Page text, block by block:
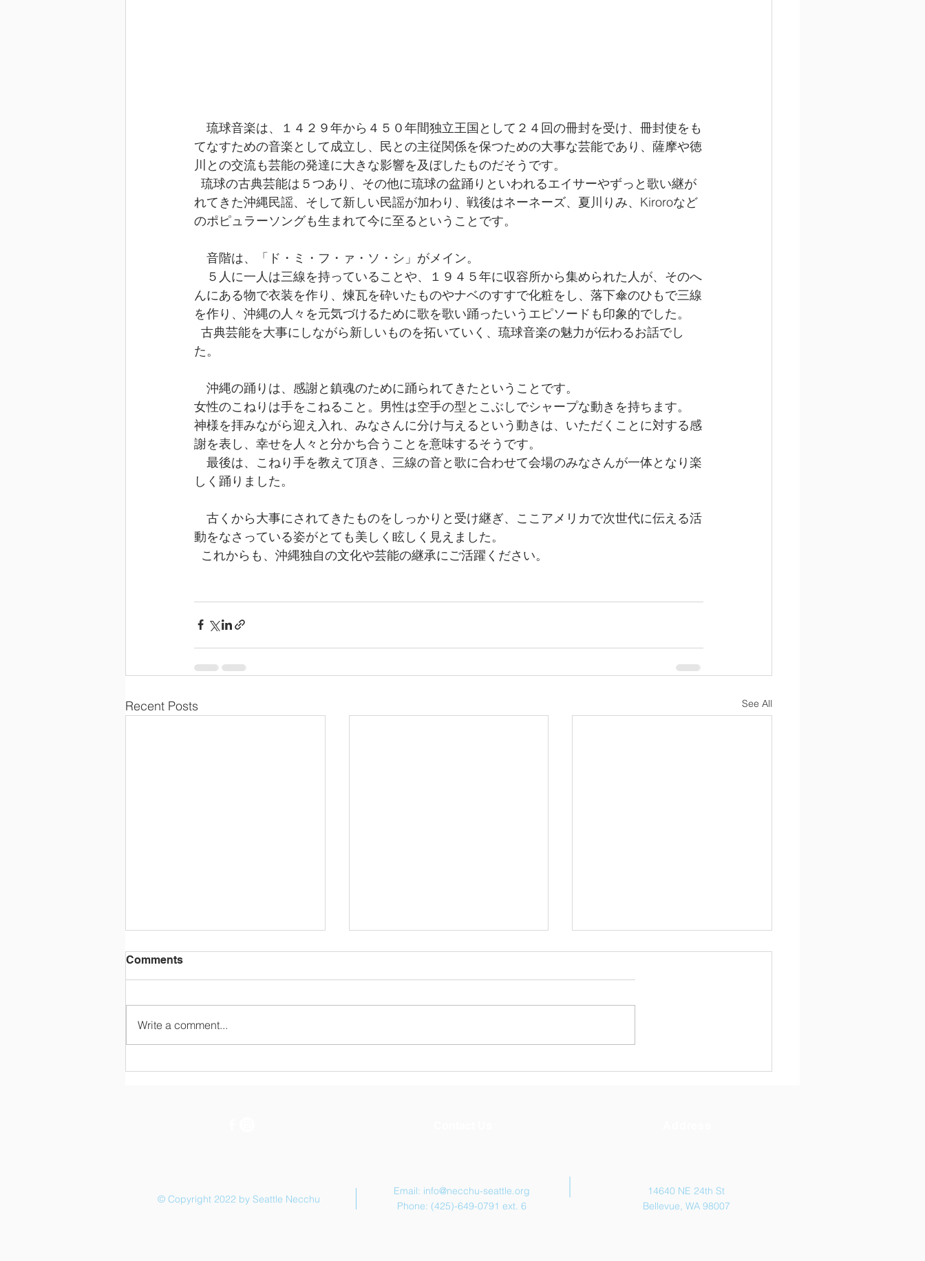
琉球音楽は、１４２９年から４５０年間独立王国として２４回の冊封を受け、冊封使をも
てなすための音楽として成立し、民との主従関係を保つための大事な芸能であり、薩摩や徳
川との交流も芸能の発達に大きな影響を及ぼしたものだそうです。
れてきた沖縄民謡、そして新しい民謡が加わり、戦後はネーネーズ、夏川りみ、Kiroroなど
のポピュラーソングも生まれて今に至るということです。
音階は、「ド・ミ・フ・ァ・ソ・シ」がメイン。
５人に一人は三線を持っていることや、１９４５年に収容所から集められた人が、そのへ
んにある物で衣装を作り、煉瓦を砕いたものやナベのすすで化粧をし、落下傘のひもで三線
を作り、沖縄の人々を元気づけるために歌を歌い踊ったいうエピソードも印象的でした。
た。
沖縄の踊りは、感謝と鎮魂のために踊られてきたということです。
女性のこねりは手をこねること。男性は空手の型とこぶしでシャープな動きを持ちます。
神様を拝みながら迎え入れ、みなさんに分け与えるという動きは、いただくことに対する感
謝を表し、幸せを人々と分かち合うことを意味するそうです。
最後は、こねり手を教えて頂き、三線の音と歌に合わせて会場のみなさんが一体となり楽
しく踊りました。
古くから大事にされてきたものをしっかりと受け継ぎ、ここアメリカで次世代に伝える活
動をなさっている姿がとても美しく眩しく見えました。
  これからも、沖縄独自の文化や芸能の継承にご活躍ください。
Recent Posts See All
シアトル熱中「茶話会」
Comments
Write a comment...
© Copyright 2022 by Seattle Necchu
Email: info@necchu-seattle.org
Phone: (425)-649-0791 ext. 6
14640 NE 24th St
Bellevue, WA 98007